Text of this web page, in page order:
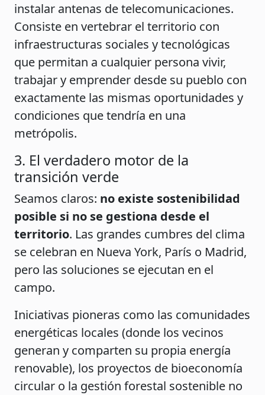
instalar antenas de telecomunicaciones.
Consiste en vertebrar el territorio con
infraestructuras sociales y tecnológicas
que permitan a cualquier persona vivir,
trabajar y emprender desde su pueblo con
exactamente las mismas oportunidades y
condiciones que tendría en una
metrópolis.
3. El verdadero motor de la
transición verde
Seamos claros: no existe sostenibilidad
posible si no se gestiona desde el
territorio. Las grandes cumbres del clima
se celebran en Nueva York, París o Madrid,
pero las soluciones se ejecutan en el
campo.
Iniciativas pioneras como las comunidades
energéticas locales (donde los vecinos
generan y comparten su propia energía
renovable), los proyectos de bioeconomía
circular o la gestión forestal sostenible no